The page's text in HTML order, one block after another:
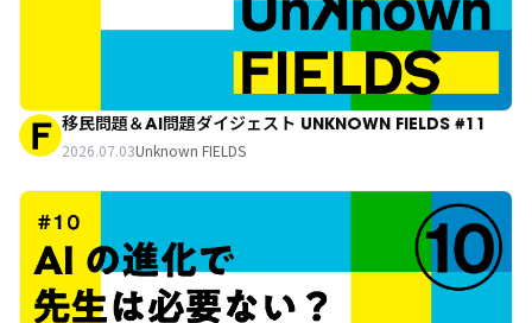
移民問題＆AI問題ダイジェスト UNKNOWN FIELDS #11
2026.07.03Unknown FIELDS